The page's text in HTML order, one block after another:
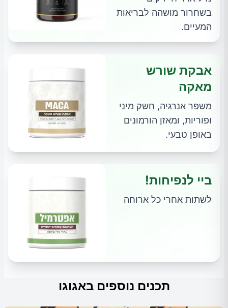
בשחרור מושהה לבריאות
המעיים.
אבקת שורש
מאקה
משפר אנרגיה, חשק מיני
ופוריות, ומאזן הורמונים
באופן טבעי.
ביי לנפיחות!
לשתות אחרי כל ארוחה
תכנים נוספים באגוגו